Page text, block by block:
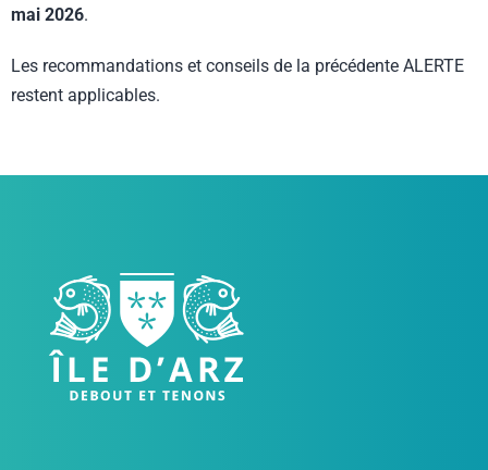
mai 2026.
Les recommandations et conseils de la précédente ALERTE
restent applicables.